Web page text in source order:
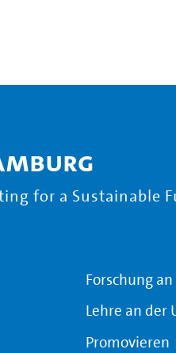
for a Sustainable
Forschung
Lehre an der
Promovieren